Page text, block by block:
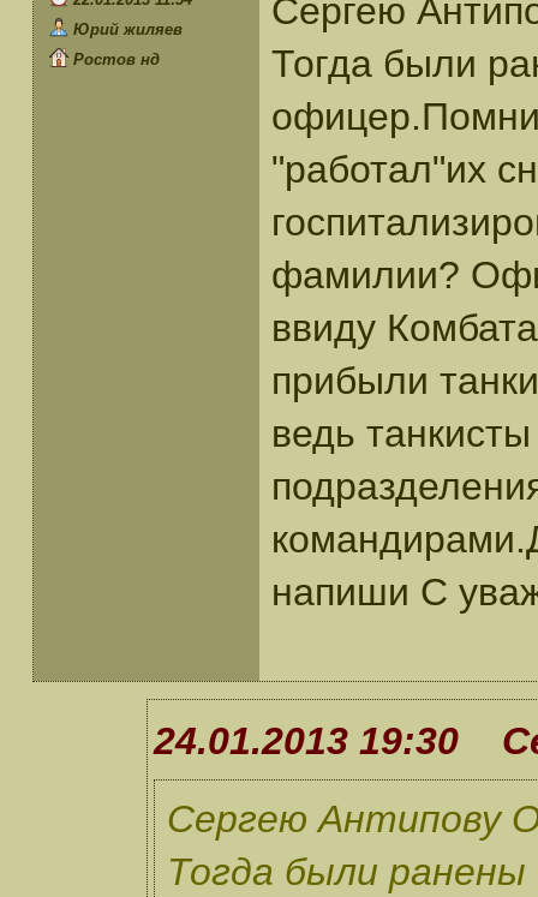
Юрий жиляев
Ростов нд
Сергею
Тогда были
"работал"их
фамилии?
ввиду
прибыли
ведь
напиши С
24.01.2013 19:30
Сергею Антипову
Тогда были